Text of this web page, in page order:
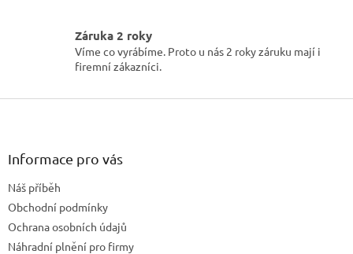
s
Záruka 2 roky
Víme co vyrábíme. Proto u nás 2 roky záruku mají i
firemní zákazníci.
Z
Informace pro vás
Náš příběh
Obchodní podmínky
Ochrana osobních údajů
Náhradní plnění pro firmy